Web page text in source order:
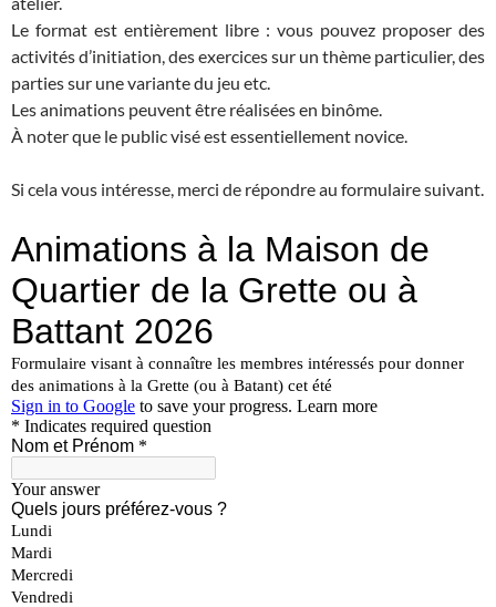
Le format est entièrement libre : vous pouvez proposer des
activités d’initiation, des exercices sur un thème particulier, des
parties sur une variante du jeu etc.
Les animations peuvent être réalisées en binôme.
À noter que le public visé est essentiellement novice.
Si cela vous intéresse, merci de répondre au formulaire suivant.